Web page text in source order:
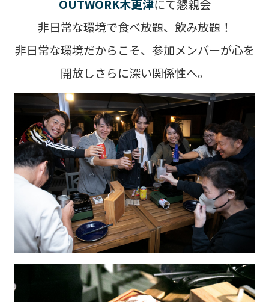
OUTWORK木更津にて懇親会
非日常な環境で食べ放題、飲み放題！
非日常な環境だからこそ、参加メンバーが心を
開放しさらに深い関係性へ。